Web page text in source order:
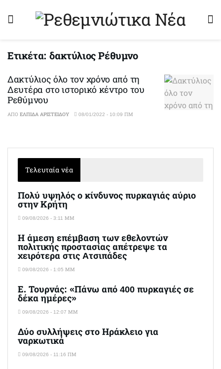
Ετικέτα:δακτύλιος Ρέθυμνο
Δακτύλιος όλο τον χρόνο από τη
Δευτέρα στο ιστορικό κέντρο του
Ρεθύμνου
ΑΠΌ ΕΛΠΊΔΑ ΑΡΙΣΤΕΊΔΟΥ 08/01/2022 - 10:09 ΠΜ
Τελευταία νέα
Πολύ υψηλός ο κίνδυνος πυρκαγιάς αύριο
στην Κρήτη
09/08/2026 - 3:11 ΜΜ
Η άμεση επέμβαση των εθελοντών
πολιτικής προστασίας απέτρεψε τα
χειρότερα στις Aτσιπάδες
09/08/2026 - 1:05 ΜΜ
Ε. Τουρνάς: «Πάνω από 400 πυρκαγιές σε
δέκα ημέρες»
09/08/2026 - 12:07 ΜΜ
Δύο συλλήψεις στο Ηράκλειο για
ναρκωτικά
09/08/2026 - 11:16 ΠΜ